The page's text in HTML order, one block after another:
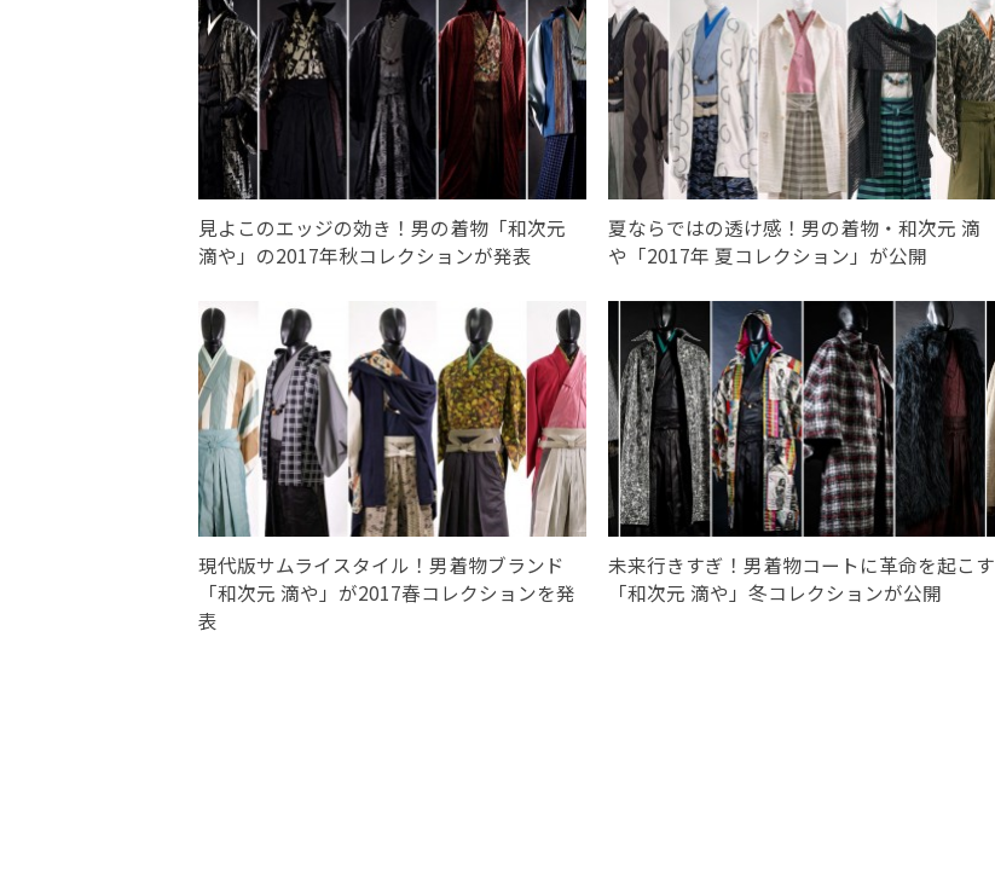
見よこのエッジの効き！男の着物「和次元
滴や」の2017年秋コレクションが発表
夏ならではの透け感！男の着物・和次元 滴
や「2017年 夏コレクション」が公開
現代版サムライスタイル！男着物ブランド
「和次元 滴や」が2017春コレクションを発
表
未来行きすぎ！男着物コートに革命を起こす
「和次元 滴や」冬コレクションが公開